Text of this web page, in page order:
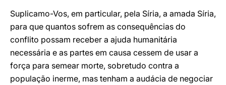
Suplicamo-Vos, em particular, pela Síria, a amada Síria,
para que quantos sofrem as consequências do
conflito possam receber a ajuda humanitária
necessária e as partes em causa cessem de usar a
força para semear morte, sobretudo contra a
população inerme, mas tenham a audácia de negociar